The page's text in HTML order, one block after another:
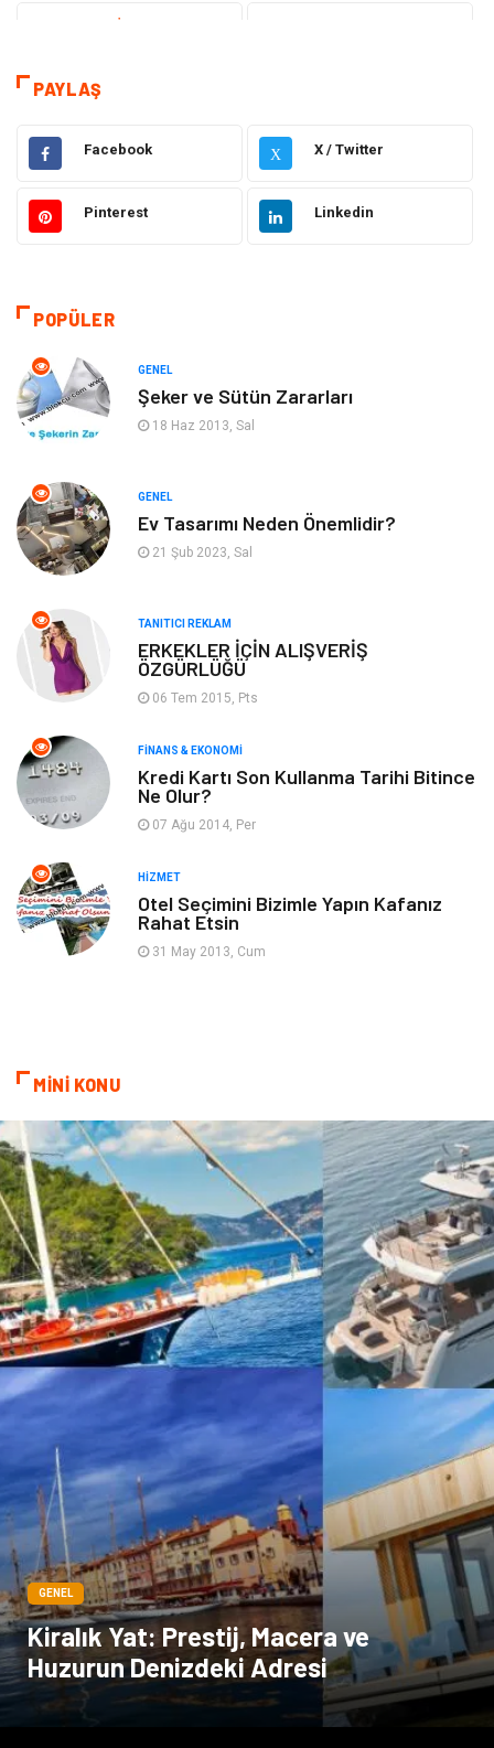
Hizmet
Hukuk Elektrik Elektronik
Güzellik & Bakım Moda
Giyim
Otomotiv
Gıda
Gayrimenkul
Anne & Çocuk Müzik
Tatil Genel Kültür
Emlak
Ev İşleri
Gençlik & Eğlence
Sigorta
Mobilya
PAYLAŞ
Facebook X X / Twitter
Pinterest Linkedin
POPÜLER
GENEL
Şeker ve Sütün Zararları
18 Haz 2013, Sal
GENEL
Ev Tasarımı Neden Önemlidir?
21 Şub 2023, Sal
TANITICI REKLAM
ERKEKLER İÇİN ALIŞVERİŞ
ÖZGÜRLÜĞÜ
06 Tem 2015, Pts
FINANS & EKONOMI
Kredi Kartı Son Kullanma Tarihi Bitince
Ne Olur?
07 Ağu 2014, Per
HIZMET
Otel Seçimini Bizimle Yapın Kafanız
Rahat Etsin
31 May 2013, Cum
MİNİ KONU
GENEL
Kiralık Yat: Prestij, Macera ve
Huzurun Denizdeki Adresi